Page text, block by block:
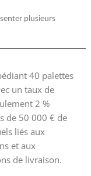
plusieurs
40 palettes
un taux de
2 %
de 50 000 € de
liés aux
et aux
de livraison.